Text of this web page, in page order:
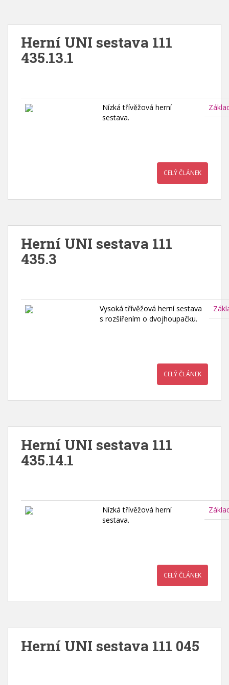
Herní UNI sestava 111
435.13.1
Nízká třívěžová herní
sestava.
CELÝ ČLÁNEK
Herní UNI sestava 111
435.3
Vysoká třívěžová herní sestava
s rozšířením o dvojhoupačku.
CELÝ ČLÁNEK
Herní UNI sestava 111
435.14.1
Nízká třívěžová herní
sestava.
CELÝ ČLÁNEK
Herní UNI sestava 111 045